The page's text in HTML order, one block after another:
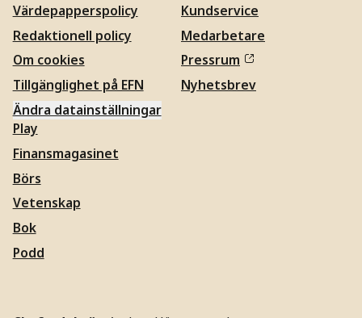
Värdepapperspolicy
Redaktionell policy
Om cookies
Tillgänglighet på EFN
Ändra datainställningar
Kundservice
Medarbetare
Pressrum
Nyhetsbrev
Play
Finansmagasinet
Börs
Vetenskap
Bok
Podd